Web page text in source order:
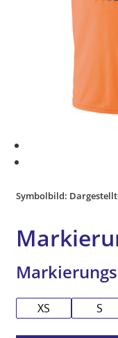
Symbolbild:
XS S